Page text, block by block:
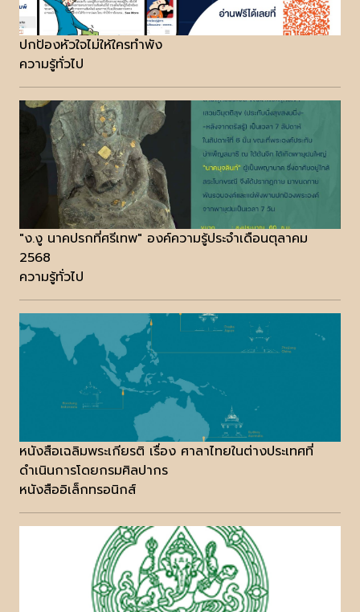
ปกป้องหัวใจไม่ให้ใครทำพัง
ความรู้ทั่วไป
"ง.งู นาคปรกที่ศรีเทพ" องค์ความรู้ประจำเดือนตุลาคม
2568
ความรู้ทั่วไป
หนังสือเฉลิมพระเกียรติ เรื่อง ศาลาไทยในต่างประเทศที่
ดำเนินการโดยกรมศิลปากร
หนังสืออิเล็กทรอนิกส์